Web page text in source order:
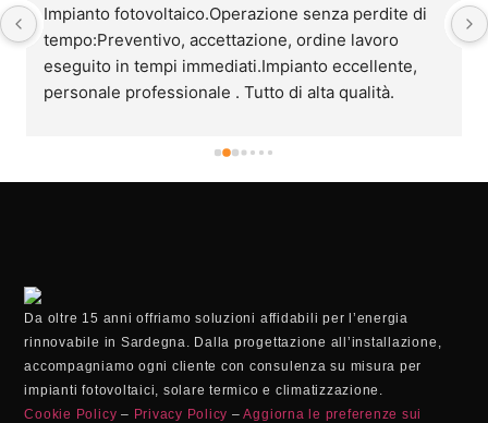
Impianto fotovoltaico.Operazione senza perdite di
tempo:Preventivo, accettazione, ordine lavoro
eseguito in tempi immediati.Impianto eccellente,
personale professionale . Tutto di alta qualità.
Da oltre 15 anni offriamo soluzioni affidabili per l’energia
rinnovabile in Sardegna. Dalla progettazione all’installazione,
accompagniamo ogni cliente con consulenza su misura per
impianti fotovoltaici, solare termico e climatizzazione.
Cookie Policy – Privacy Policy –Aggiorna le preferenze sui